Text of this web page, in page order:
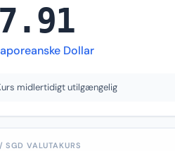
Dollar
midlertidigt utilgængelig
SGD VALUTAKURS